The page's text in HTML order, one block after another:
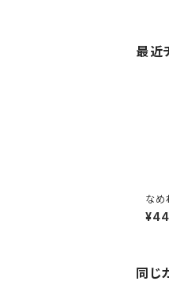
最近
なめ
ステ
同じ